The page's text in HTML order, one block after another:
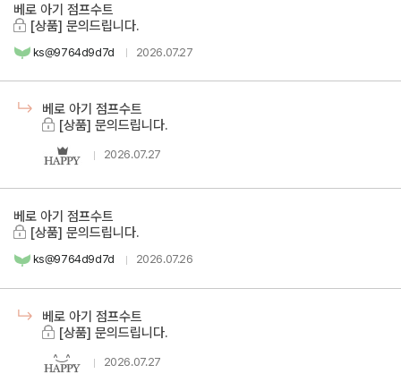
베로 아기 점프수트
[상품] 문의드립니다.
ks@9764d9d7d 2026.07.27
베로 아기 점프수트
[상품] 문의드립니다.
2026.07.27
베로 아기 점프수트
[상품] 문의드립니다.
ks@9764d9d7d 2026.07.26
베로 아기 점프수트
[상품] 문의드립니다.
2026.07.27